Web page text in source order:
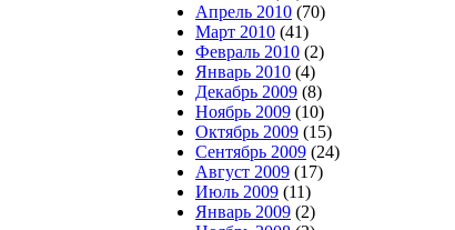
Апрель 2010 (70)
Март 2010 (41)
Февраль 2010 (2)
Январь 2010 (4)
Декабрь 2009 (8)
Ноябрь 2009 (10)
Октябрь 2009 (15)
Сентябрь 2009 (24)
Август 2009 (17)
Июль 2009 (11)
Январь 2009 (2)